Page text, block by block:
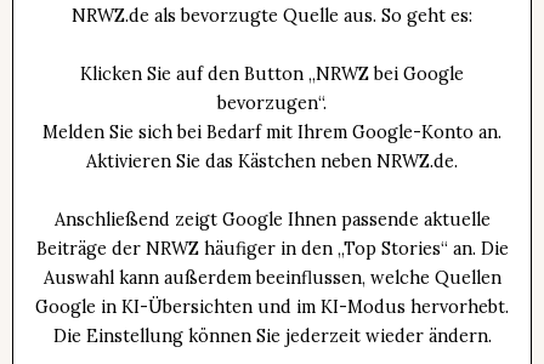
NRWZ.de als bevorzugte Quelle aus. So geht es:
Klicken Sie auf den Button „NRWZ bei Google
bevorzugen“.
Melden Sie sich bei Bedarf mit Ihrem Google-Konto an.
Aktivieren Sie das Kästchen neben NRWZ.de.
Anschließend zeigt Google Ihnen passende aktuelle
Beiträge der NRWZ häufiger in den „Top Stories“ an. Die
Auswahl kann außerdem beeinflussen, welche Quellen
Google in KI-Übersichten und im KI-Modus hervorhebt.
Die Einstellung können Sie jederzeit wieder ändern.